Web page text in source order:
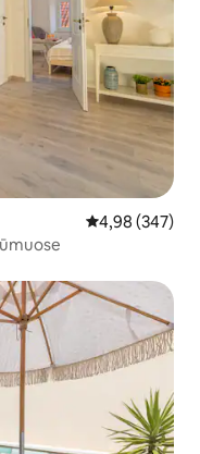
Vidutinis
4,98 (347)